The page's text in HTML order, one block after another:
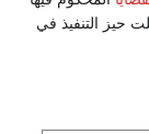
حيز التنفيذ في